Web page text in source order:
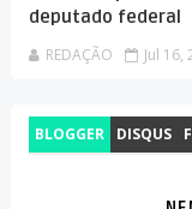
deputado federal
REDAÇÃO Jul 16,
BLOGGER DISQUS